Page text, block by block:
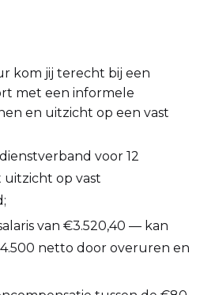
kom jij terecht bij een
met een informele
en uitzicht op een vast
voor 12
uitzicht op vast
van €3.520,40 — kan
netto door overuren en